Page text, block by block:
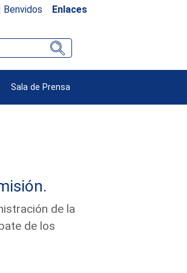
Benvidos Enlaces
Sala de Prensa
de la
de los